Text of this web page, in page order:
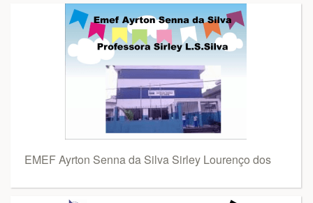
EMEF Ayrton Senna da Silva Sirley Lourenço dos